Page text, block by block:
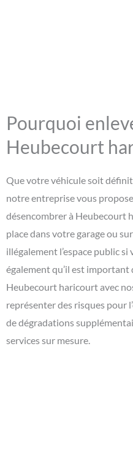
Pourquoi
Heubecourt
Que votre véhicule soit
notre entreprise vous
désencombrer à Heubecourt
place dans votre garage ou
illégalement l’espace public
également qu’il est important
Heubecourt haricourt avec
représenter des risques pour
de dégradations
services sur mesure.